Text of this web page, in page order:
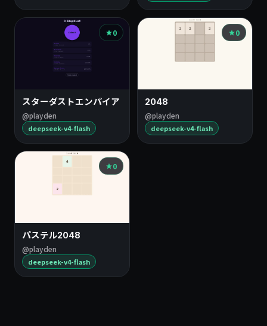
0
スターダストエンパイア
@playden
deepseek-v4-flash
0
2048
@playden
deepseek-v4-flash
0
パステル2048
@playden
deepseek-v4-flash